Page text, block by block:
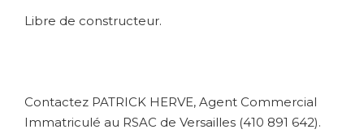
Libre de constructeur.
Contactez PATRICK HERVE, Agent Commercial
Immatriculé au RSAC de Versailles (410 891 642).